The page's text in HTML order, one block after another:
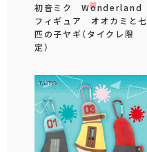
初音ミク Wonderland
フィギュア オオカミと七
匹の子ヤギ（タイクレ限
定）